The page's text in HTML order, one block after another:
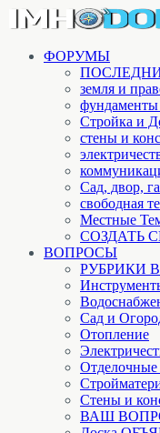
ФОРУМЫ
земля и
Стройка и
стены и
Cад, двор,
свободная
Местные
СОЗДАТЬ
ВОПРОСЫ
РУБРИКИ
Сад и
Отопление
Отделочные
Стены и
ВАШ